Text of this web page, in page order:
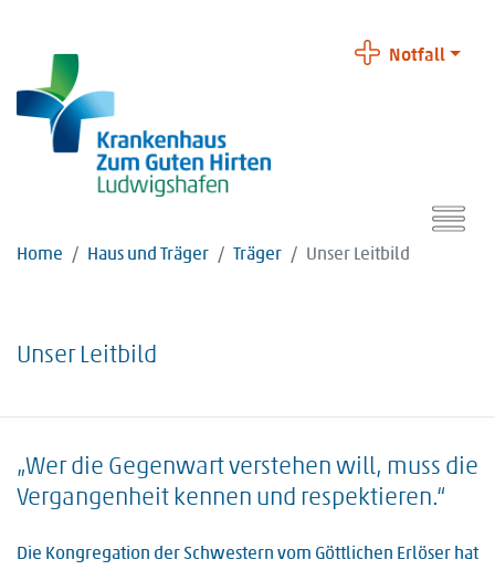
Notfall
Home Haus und Träger Träger Unser Leitbild
Unser Leitbild
„Wer die Gegenwart verstehen will, muss die
Vergangenheit kennen und respektieren.“
Die Kongregation der Schwestern vom Göttlichen Erlöser hat